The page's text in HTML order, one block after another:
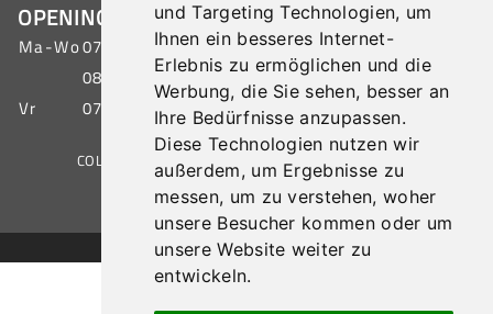
und Targeting Technologien, um
Ihnen ein besseres Internet-
Erlebnis zu ermöglichen und die
Werbung, die Sie sehen, besser an
Ihre Bedürfnisse anzupassen.
Diese Technologien nutzen wir
außerdem, um Ergebnisse zu
messen, um zu verstehen, woher
unsere Besucher kommen oder um
unsere Website weiter zu
entwickeln.
OPENINGSTIJDEN LOKET BURGERZAKEN
Ma-Wo07:00 - 15:30 uur
08:00 - 19:00 uur
Vr
07:00 - 12:00 uur
COLOFON GEGEVENSBESCHERMING |
© 2026 Stadtgemeinde Tulln